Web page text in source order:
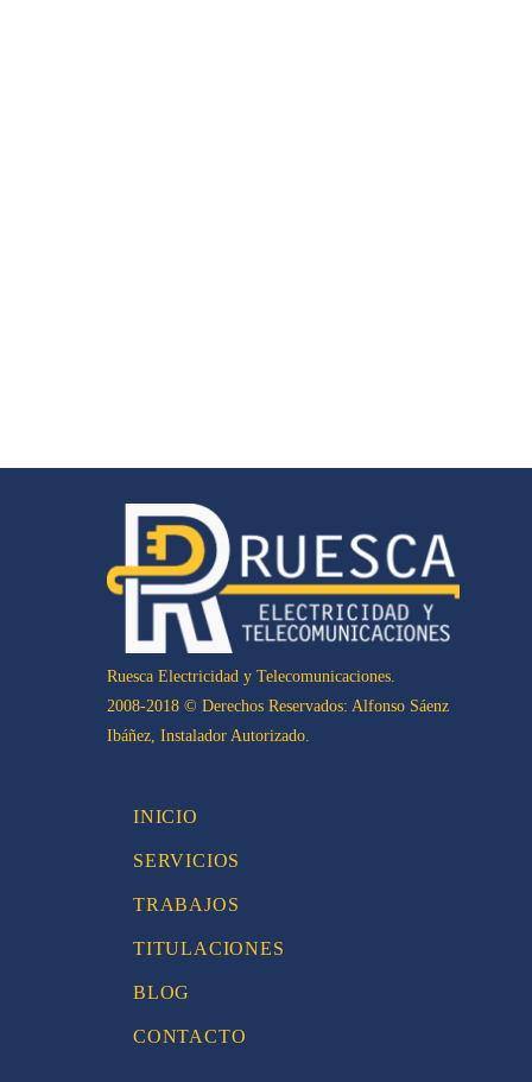
Ruesca Electricidad y Telecomunicaciones.
2008-2018 © Derechos Reservados: Alfonso Sáenz
Ibáñez, Instalador Autorizado.
INICIO
SERVICIOS
TRABAJOS
TITULACIONES
BLOG
CONTACTO